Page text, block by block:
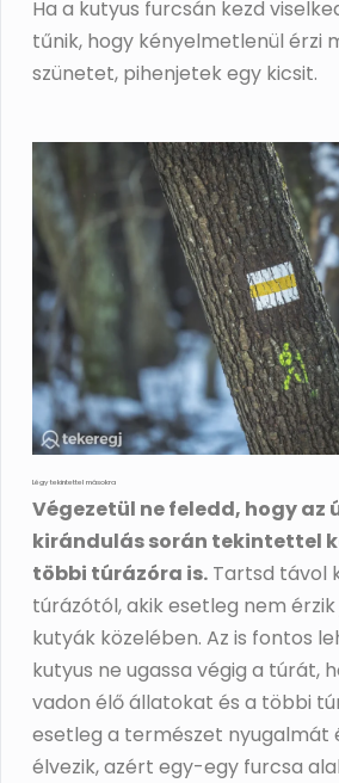
Ha a kutyus furcsán kezd
tűnik, hogy kényelmetlenül érzi
szünetet, pihenjetek egy kicsit.
Légy tekintettel másokra
Végezetül ne feledd, hogy az
kirándulás során tekintettel
többi túrázóra is. Tartsd távol
túrázótól, akik esetleg nem
kutyák közelében. Az is fontos
kutyus ne ugassa végig a túrát,
vadon élő állatokat és a többi
esetleg a természet nyugalmát
élvezik, azért egy-egy furcsa